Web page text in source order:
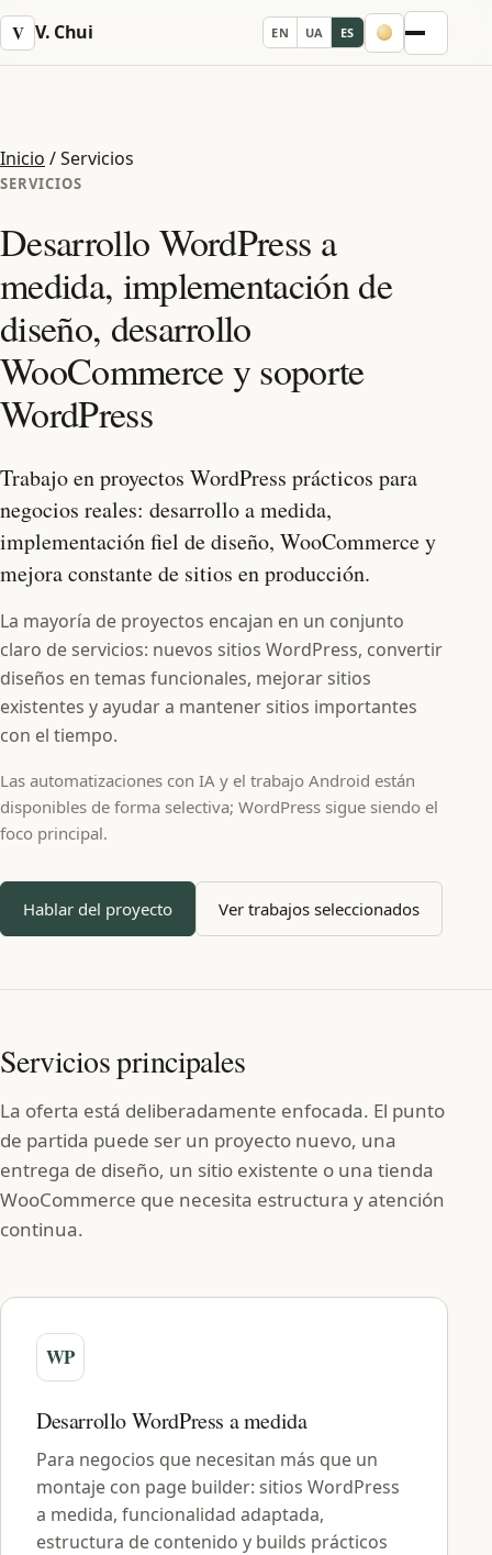
V V. Chui EN UA ES Menu
Inicio /Servicios
SERVICIOS
Desarrollo WordPress a
medida, implementación de
diseño, desarrollo
WooCommerce y soporte
WordPress
Trabajo en proyectos WordPress prácticos para
negocios reales: desarrollo a medida,
implementación fiel de diseño, WooCommerce y
mejora constante de sitios en producción.
La mayoría de proyectos encajan en un conjunto
claro de servicios: nuevos sitios WordPress, convertir
diseños en temas funcionales, mejorar sitios
existentes y ayudar a mantener sitios importantes
con el tiempo.
Las automatizaciones con IA y el trabajo Android están
disponibles de forma selectiva; WordPress sigue siendo el
foco principal.
Hablar del proyecto Ver trabajos seleccionados
Servicios principales
La oferta está deliberadamente enfocada. El punto
de partida puede ser un proyecto nuevo, una
entrega de diseño, un sitio existente o una tienda
WooCommerce que necesita estructura y atención
continua.
Desarrollo WordPress a medida
Para negocios que necesitan más que un
montaje con page builder: sitios WordPress
a medida, funcionalidad adaptada,
estructura de contenido y builds prácticos